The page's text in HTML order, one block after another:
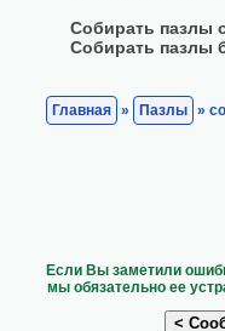
Собирать пазлы
Собирать пазлы
Главная » Пазлы »
Если Вы заметили
мы обязательно ее